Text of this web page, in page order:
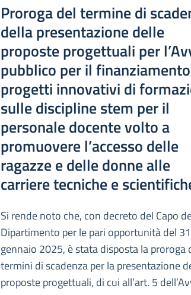
Proroga del termine di
della presentazione delle
proposte progettuali per
pubblico per il
progetti innovativi di
sulle discipline stem per il
personale docente volto a
promuovere l’accesso delle
ragazze e delle donne alle
carriere tecniche e
Si rende noto che, con decreto del Capo
Dipartimento per le pari opportunità del 31
gennaio 2025, è stata disposta la proroga
termini di scadenza per la presentazione
proposte progettuali, di cui all’art. 5